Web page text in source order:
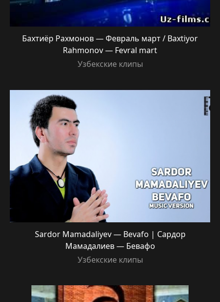
Бахтиёр Рахмонов — Февраль март / Baxtiyor
Rahmonov — Fevral mart
Узбекские клипы
Sardor Mamadaliyev — Bevafo | Сардор
Мамадалиев — Бевафо
Узбекские клипы